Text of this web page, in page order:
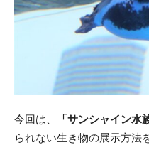
今回は、 「サンシャイン水
られない生き物の展示方法